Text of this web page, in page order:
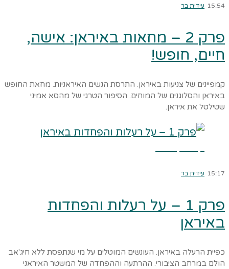
15:54 עידית בר
פרק 2 – מחאות באיראן: אישה,
חיים, חופש!
קמפיינים של צניעות באיראן. התרסת הנשים האיראניות. מחאת החופש
באיראן והסלוגנים של המוחים. הסיפור הטרגי של מהסא אמיני
שטילטל את איראן.
15:17 עידית בר
פרק 1 – על רעלות והפחדות
באיראן
כפיית הרעלה באיראן. העונשים המוטלים על מי שנתפסת ללא חיג'אב
הולם במרחב הציבורי. ההרתעה וההפחדה של המשטר האיראני